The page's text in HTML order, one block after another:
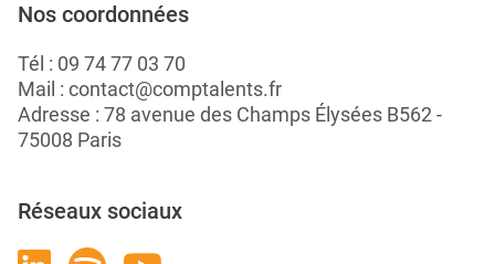
Nos coordonnées
Tél : 09 74 77 03 70
Mail : contact@comptalents.fr
Adresse : 78 avenue des Champs Élysées B562 -
75008 Paris
Réseaux sociaux